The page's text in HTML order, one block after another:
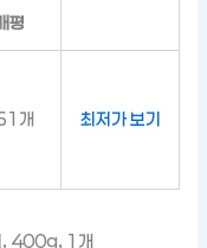
평
개 최저가 보기
, 400g, 1개